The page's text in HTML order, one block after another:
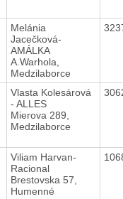
Melánia
Jacečková-
AMÁLKA
A.Warhola,
Medzilaborce
Vlasta Kolesárová
- ALLES
Mierova 289,
Medzilaborce
Viliam Harvan-
Racional
Brestovska 57,
Humenné